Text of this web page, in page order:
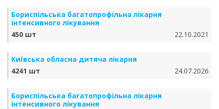
Бориспільська багатопрофільна лікарня
інтенсивного лікування
450 шт
22.10.2021
Київська обласна дитяча лікарня
4241 шт
24.07.2026
Бориспільська багатопрофільна лікарня
інтенсивного лікування